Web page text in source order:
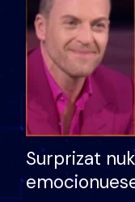
Surprizat